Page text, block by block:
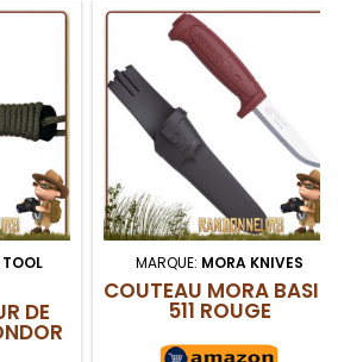
DE
MARQUE: MORA KNIVES
COUTEAU MORA BASIC
511 ROUGE